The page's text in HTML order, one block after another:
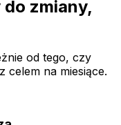
zmiany,
od tego, czy
celem na miesiące.